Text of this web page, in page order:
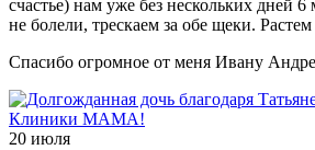
счастье) нам уже без нескольких дней 6
не болели, трескаем за обе щеки.
Спасибо огромное от меня Ивану
20 июля